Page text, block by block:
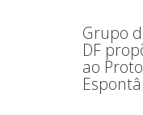
Grupo
DF
ao